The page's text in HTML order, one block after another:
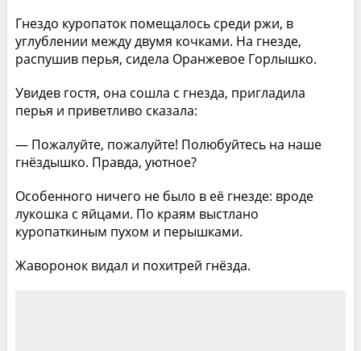
Гнездо куропаток помещалось среди ржи, в
углублении между двумя кочками. На гнезде,
распушив перья, сидела Оранжевое Горлышко.
Увидев гостя, она сошла с гнезда, пригладила
перья и приветливо сказала:
— Пожалуйте, пожалуйте! Полюбуйтесь на наше
гнёздышко. Правда, уютное?
Особенного ничего не было в её гнезде: вроде
лукошка с яйцами. По краям выстлано
куропаткиным пухом и перышками.
Жаворонок видал и похитрей гнёзда.